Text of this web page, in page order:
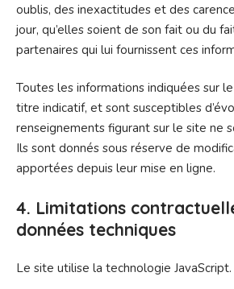
oublis, des inexactitudes et des
jour, qu’elles soient de son fait ou du
partenaires qui lui fournissent ces
Toutes les informations indiquées sur
titre indicatif, et sont susceptibles
renseignements figurant sur le site ne
Ils sont donnés sous réserve de
apportées depuis leur mise en ligne.
4. Limitations
données techniques
Le site utilise la technologie JavaScript.